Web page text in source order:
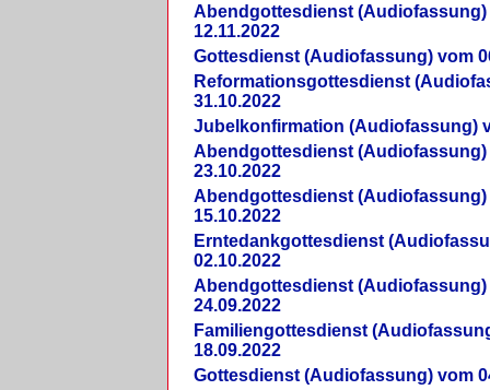
Abendgottesdienst (Audiofassung)
12.11.2022
Gottesdienst (Audiofassung) vom
Reformationsgottesdienst
31.10.2022
Jubelkonfirmation (Audiofassung)
Abendgottesdienst (Audiofassung)
23.10.2022
Abendgottesdienst (Audiofassung)
15.10.2022
Erntedankgottesdienst
02.10.2022
Abendgottesdienst (Audiofassung)
24.09.2022
Familiengottesdienst
18.09.2022
Gottesdienst (Audiofassung) vom